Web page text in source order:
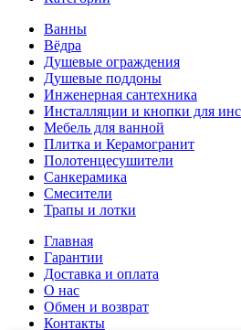
Ванны
Вёдра
Душевые ограждения
Душевые поддоны
Инженерная сантехника
Инсталляции и кнопки для
Мебель для ванной
Плитка и Керамогранит
Полотенцесушители
Санкерамика
Смесители
Трапы и лотки
Главная
Гарантии
Доставка и оплата
О нас
Обмен и возврат
Контакты